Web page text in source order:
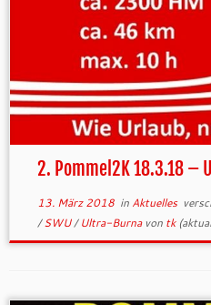
2. Pommel2K 18.3.18 –
13. März 2018in Aktuelles
/SWU/Ultra-Burna von tk